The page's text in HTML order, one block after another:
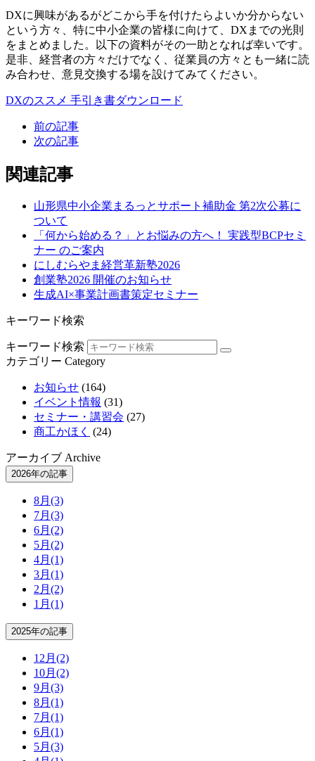
DXに興味があるがどこから手を付けたらよいか分からない
という方々、特に中小企業の皆様に向けて、DXまでの光則
をまとめました。以下の資料がその一助となれば幸いです。
是非、経営者の方々だけでなく、従業員の方々とも一緒に読
み合わせ、意見交換する場を設けてみてください。
DXのススメ 手引き書ダウンロード
前の記事
次の記事
関連記事
山形県中小企業まるっとサポート補助金 第2次公募に
ついて
「何から始める？」とお悩みの方へ！ 実践型BCPセミ
ナー のご案内
にしむらやま経営革新塾2026
創業塾2026 開催のお知らせ
生成AI×事業計画書策定セミナー
キーワード検索
キーワード検索
カテゴリー Category
お知らせ (164)
イベント情報 (31)
セミナー・講習会 (27)
商工かほく (24)
アーカイブ Archive
2026年の記事
8月 (3)
7月 (3)
6月 (2)
5月 (2)
4月 (1)
3月 (1)
2月 (2)
1月 (1)
2025年の記事
12月 (2)
10月 (2)
9月 (3)
8月 (1)
7月 (1)
6月 (1)
5月 (3)